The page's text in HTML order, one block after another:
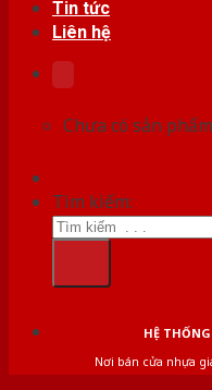
Tin tức
Liên hệ
Chưa có sản
Tìm kiếm:
HỆ
Nơi bán cửa nhựa